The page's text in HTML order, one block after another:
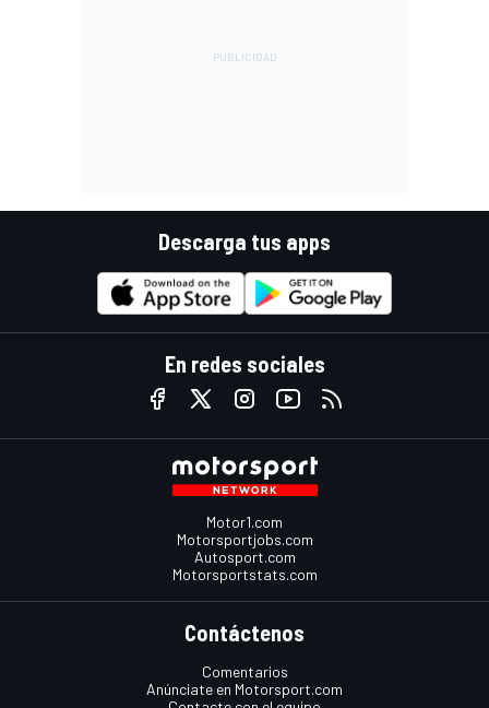
Descarga tus apps
En redes sociales
Motor1.com
Motorsportjobs.com
Autosport.com
Motorsportstats.com
Contáctenos
Comentarios
Anúnciate en Motorsport.com